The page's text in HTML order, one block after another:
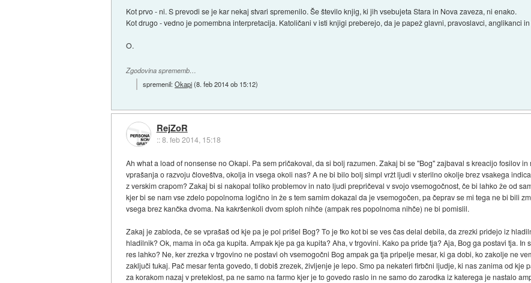
Kot prvo - ni. S prevodi se je kar nekaj stvari spremenilo. Še število knjig, ki jih vsebujeta Stara in Nova zaveza, ni enako.
Kot drugo - vedno je pomembna interpretacija. Katoličani v isti knjigi preberejo, da je papež glavni, pravoslavci, anglikanci
O.
Zgodovina sprememb…
spremenil:Okapi(8. feb 2014 ob 15:12)
RejZoR
::8. feb 2014, 15:18
Ah what a load of nonsense no Okapi. Pa sem pričakoval, da si bolj razumen. Zakaj bi se "Bog" zajbaval s kreacijo fosilov
vprašanja o razvoju človeštva, okolja in vsega okoli nas? A ne bi bilo bolj simpl vržt ljudi v sterilno okolje brez vsakega
z verskim crapom? Zakaj bi si nakopal toliko problemov in nato ljudi prepričeval v svojo vsemogočnost, če bi lahko že od
kjer bi se nam vse zdelo popolnoma logično in že s tem samim dokazal da je vsemogočen, pa čeprav se mi tega ne bi bili
vsega brez kančka dvoma. Na kakršenkoli dvom sploh nihče (ampak res popolnoma nihče) ne bi pomislil.
Zakaj je zabloda, če se vprašaš od kje pa je pol prišel Bog? To je tko kot bi se ves čas delal debila, da zrezki pridejo iz
hladilnik? Ok, mama in oča ga kupita. Ampak kje pa ga kupita? Aha, v trgovini. Kako pa pride tja? Aja, Bog ga postavi tja. In
res lahko? Ne, ker zrezka v trgovino ne postavi oh vsemogočni Bog ampak ga tja pripelje mesar, ki ga dobi, ko zakolje ne
zaključi tukaj. Pač mesar fenta govedo, ti dobiš zrezek, življenje je lepo. Smo pa nekateri firbčni ljudje, ki nas zanima od kje
za korakom nazaj v preteklost, pa ne samo na farmo kjer je to govedo raslo in ne samo do zarodka iz katerega je nastalo